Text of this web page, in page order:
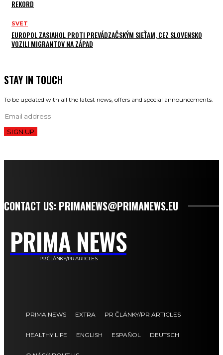
REKORD
SVET
EUROPOL ZASIAHOL PROTI PREVÁDZAČSKÝM SIEŤAM, CEZ SLOVENSKO
VOZILI MIGRANTOV NA ZÁPAD
STAY IN TOUCH
To be updated with all the latest news, offers and special announcements.
SIGN UP
CONTACT US: PRIMANEWS@PRIMANEWS.EU
PRIMA NEWS
PR ČLÁNKY/PR ARTICLES
PRIMA NEWS EXTRA PR ČLÁNKY/PR ARTICLES
HEALTHY LIFE ENGLISH ESPAÑOL DEUTSCH